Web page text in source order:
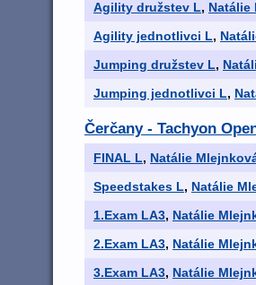
Agility družstev L, Natálie
Agility jednotlivci L,
Jumping družstev L,
Jumping jednotlivci L,
Čerčany - Tachyon
FINAL L, Natálie
Speedstakes L, Natálie
1.Exam LA3, Natálie
2.Exam LA3, Natálie
3.Exam LA3, Natálie